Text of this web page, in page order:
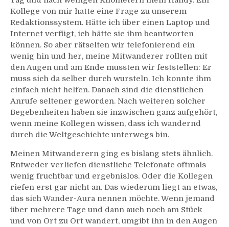
Kollege von mir hatte eine Frage zu unserem
Redaktionssystem. Hätte ich über einen Laptop und
Internet verfügt, ich hätte sie ihm beantworten
können. So aber rätselten wir telefonierend ein
wenig hin und her, meine Mitwanderer rollten mit
den Augen und am Ende mussten wir feststellen: Er
muss sich da selber durch wursteln. Ich konnte ihm
einfach nicht helfen. Danach sind die dienstlichen
Anrufe seltener geworden. Nach weiteren solcher
Begebenheiten haben sie inzwischen ganz aufgehört,
wenn meine Kollegen wissen, dass ich wandernd
durch die Weltgeschichte unterwegs bin.
Meinen Mitwanderern ging es bislang stets ähnlich.
Entweder verliefen dienstliche Telefonate oftmals
wenig fruchtbar und ergebnislos. Oder die Kollegen
riefen erst gar nicht an. Das wiederum liegt an etwas,
das sich Wander-Aura nennen möchte. Wenn jemand
über mehrere Tage und dann auch noch am Stück
und von Ort zu Ort wandert, umgibt ihn in den Augen